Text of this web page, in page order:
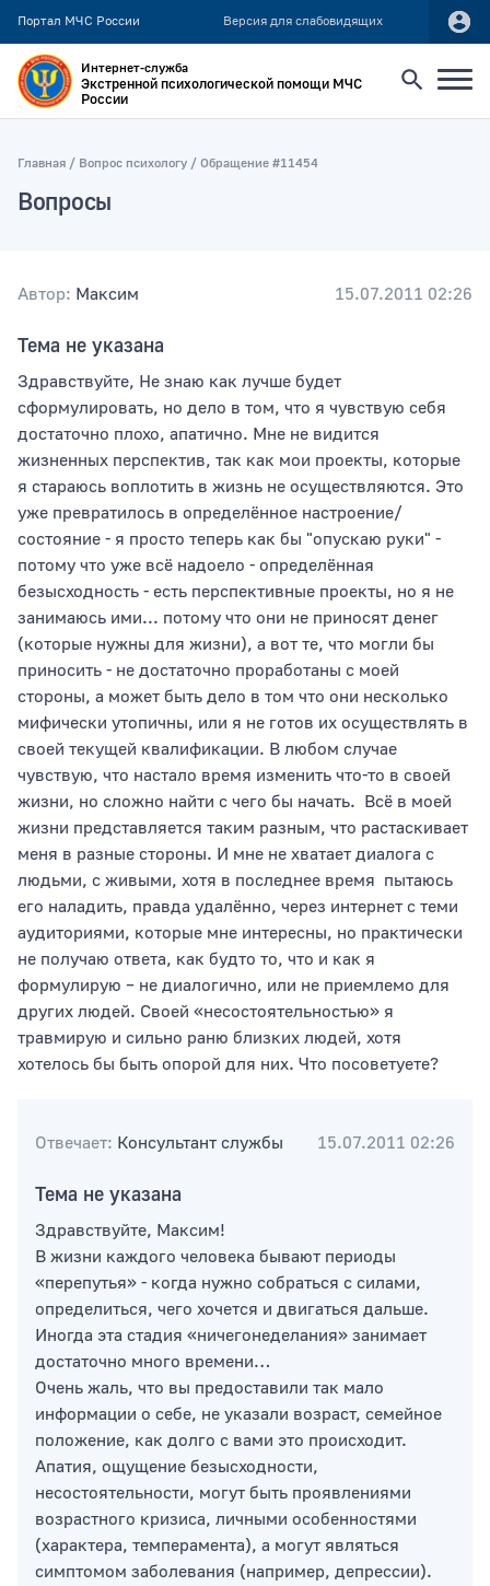
Портал МЧС России Версия для слабовидящих
Искать по:
Публикация не ранее
Публикация не позднее
Тип раздела
Сортировать по
Интернет-служба
Экстренной психологической помощи МЧС
России
Главная Вопрос психологу Обращение #11454
Вопросы
Автор: Максим 15.07.2011 02:26
Тема не указана
Здравствуйте, Не знаю как лучше будет
сформулировать, но дело в том, что я чувствую себя
достаточно плохо, апатично. Мне не видится
жизненных перспектив, так как мои проекты, которые
я стараюсь воплотить в жизнь не осуществляются. Это
уже превратилось в определённое настроение/
состояние - я просто теперь как бы "опускаю руки" -
потому что уже всё надоело - определённая
безысходность - есть перспективные проекты, но я не
занимаюсь ими... потому что они не приносят денег
(которые нужны для жизни), а вот те, что могли бы
приносить - не достаточно проработаны с моей
стороны, а может быть дело в том что они несколько
мифически утопичны, или я не готов их осуществлять в
своей текущей квалификации. В любом случае
чувствую, что настало время изменить что-то в своей
жизни, но сложно найти с чего бы начать. Всё в моей
жизни представляется таким разным, что растаскивает
меня в разные стороны. И мне не хватает диалога с
людьми, с живыми, хотя в последнее время пытаюсь
его наладить, правда удалённо, через интернет с теми
аудиториями, которые мне интересны, но практически
не получаю ответа, как будто то, что и как я
формулирую – не диалогично, или не приемлемо для
других людей. Своей «несостоятельностью» я
травмирую и сильно раню близких людей, хотя
хотелось бы быть опорой для них. Что посоветуете?
Отвечает: Консультант службы 15.07.2011 02:26
Тема не указана
Здравствуйте, Максим!
В жизни каждого человека бывают периоды
«перепутья» - когда нужно собраться с силами,
определиться, чего хочется и двигаться дальше.
Иногда эта стадия «ничегонеделания» занимает
достаточно много времени…
Очень жаль, что вы предоставили так мало
информации о себе, не указали возраст, семейное
положение, как долго с вами это происходит.
Апатия, ощущение безысходности,
несостоятельности, могут быть проявлениями
возрастного кризиса, личными особенностями
(характера, темперамента), а могут являться
симптомом заболевания (например, депрессии).